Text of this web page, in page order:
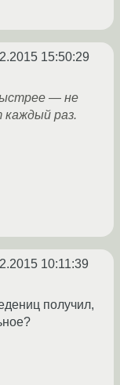
15:50:29
— не
каждый раз.
10:11:39
получил,